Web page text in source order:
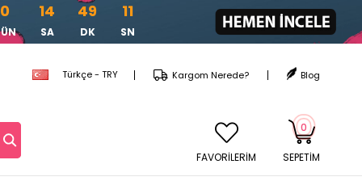
0 14
SA
49
DK
9
SN
Türkçe - TRY Blog
Kargom Nerede?
SEPETIM
0
FAVORİLERİM